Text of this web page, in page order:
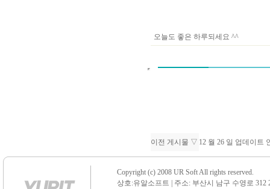
오늘도 좋은 하루되세요 ^^
이전 게시물 ▽ 12 월 26 일 업데이트
Copyright (c) 2008 UR Soft All rights reserved.
상호:유알소프트 | 주소: 부산시 남구 수영로 312